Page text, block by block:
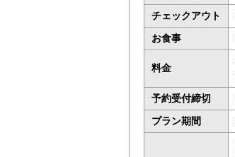
チェックアウト
お食事
料金
予約受付締切
プラン期間